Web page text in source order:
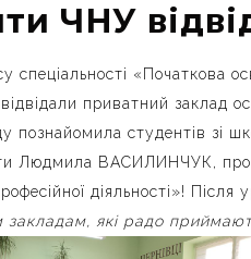
ЧНУ
спеціальності «Початкова
приватний заклад
познайомила студентів зі
Людмила ВАСИЛИНЧУК,
діяльності»!
закладам, які радо